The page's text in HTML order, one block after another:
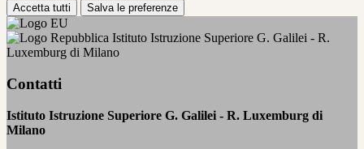
Accetta tutti Salva le preferenze
Istituto Istruzione Superiore G. Galilei - R.
Luxemburg di Milano
Contatti
Istituto Istruzione Superiore G. Galilei - R. Luxemburg di
Milano